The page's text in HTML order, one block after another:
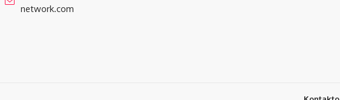
network.com